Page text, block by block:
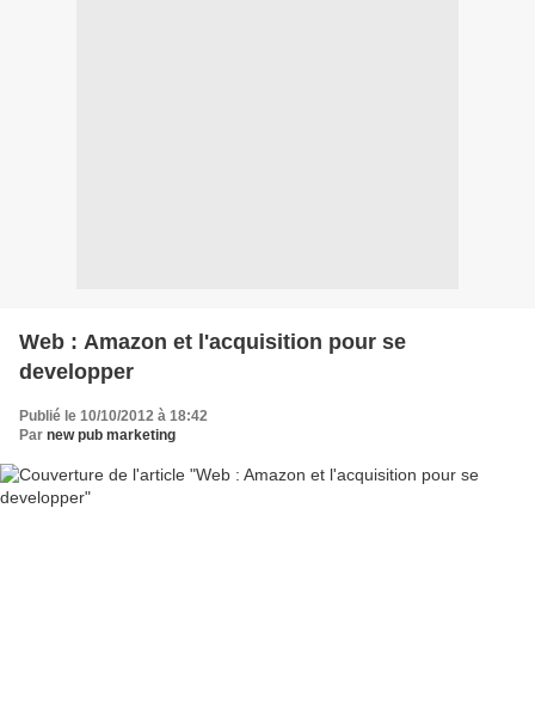
Web : Amazon et l'acquisition pour se
developper
Publié le 10/10/2012 à 18:42
Par new pub marketing